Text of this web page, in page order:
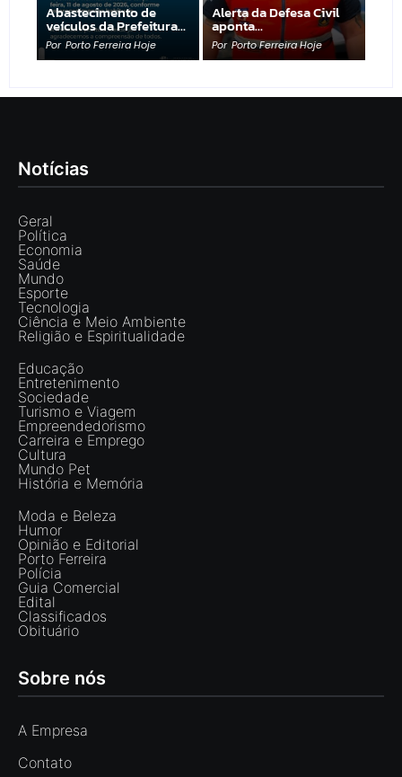
Abastecimento de
veículos da Prefeitura…
Por Porto Ferreira Hoje
Alerta da Defesa Civil
aponta…
Por Porto Ferreira Hoje
Notícias
Geral
Política
Economia
Saúde
Mundo
Esporte
Tecnologia
Ciência e Meio Ambiente
Religião e Espiritualidade
Educação
Entretenimento
Sociedade
Turismo e Viagem
Empreendedorismo
Carreira e Emprego
Cultura
Mundo Pet
História e Memória
Moda e Beleza
Humor
Opinião e Editorial
Porto Ferreira
Polícia
Guia Comercial
Edital
Classificados
Obituário
Sobre nós
A Empresa
Contato